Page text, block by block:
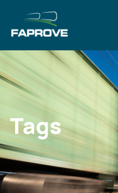
Tags